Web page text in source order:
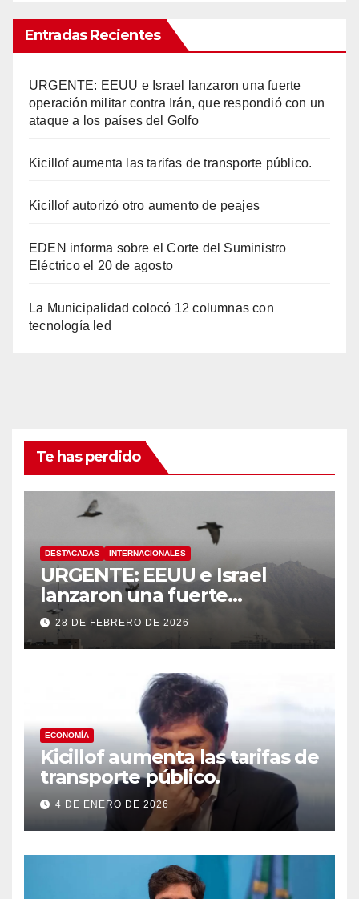
Entradas Recientes
URGENTE: EEUU e Israel lanzaron una fuerte
operación militar contra Irán, que respondió con un
ataque a los países del Golfo
Kicillof aumenta las tarifas de transporte público.
Kicillof autorizó otro aumento de peajes
EDEN informa sobre el Corte del Suministro
Eléctrico el 20 de agosto
La Municipalidad colocó 12 columnas con
tecnología led
Te has perdido
DESTACADAS INTERNACIONALES
URGENTE: EEUU e Israel
lanzaron una fuerte
operación militar contra Irán,
que respondió con un ataque
a los países del Golfo
28 DE FEBRERO DE 2026
ECONOMÍA
Kicillof aumenta las tarifas de
transporte público.
4 DE ENERO DE 2026